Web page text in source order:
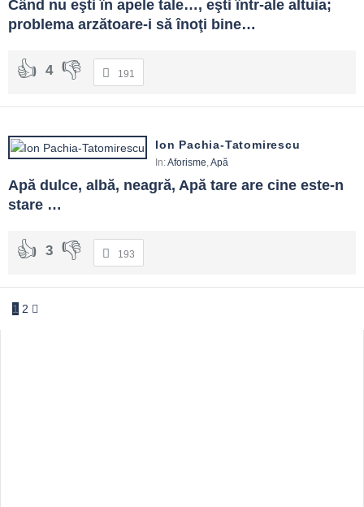
Când nu eşti în apele tale…, eşti într-ale altuia;
problema arzătoare-i să înoţi bine…
4 191
Ion Pachia-Tatomirescu
In:Aforisme,Apă
Apă dulce, albă, neagră, Apă tare are cine este-n
stare …
3 193
1 2